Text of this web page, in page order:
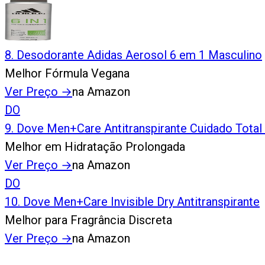
8. Desodorante Adidas Aerosol 6 em 1 Masculino
Melhor Fórmula Vegana
Ver Preço →na Amazon
DO
9. Dove Men+Care Antitranspirante Cuidado
Melhor em Hidratação Prolongada
Ver Preço →na Amazon
DO
10. Dove Men+Care Invisible Dry Antitranspirante
Melhor para Fragrância Discreta
Ver Preço →na Amazon